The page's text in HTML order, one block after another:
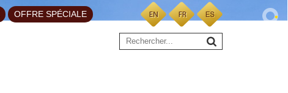
OFFRE SPÉCIALE